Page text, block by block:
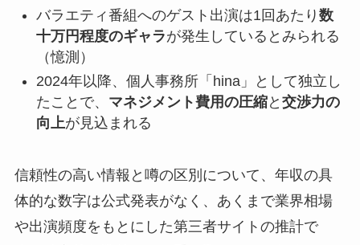
バラエティ番組へのゲスト出演は1回あたり 数
十万円程度のギャラが発生しているとみられる
（憶測）
2024年以降、個人事務所「hina」として独立し
たことで、 マネジメント費用の圧縮と 交渉力の
向上が見込まれる
信頼性の高い情報と噂の区別について、年収の具
体的な数字は公式発表がなく、あくまで業界相場
や出演頻度をもとにした第三者サイトの推計で